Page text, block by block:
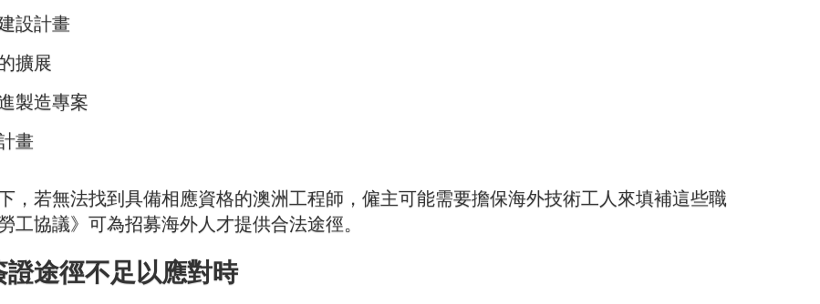
設計畫
擴展
製造專案
畫
，若無法找到具備相應資格的澳洲工程師，僱主可能需要擔保海外技術工人來填補這些職
工協議》可為招募海外人才提供合法途徑。
證途徑不足以應對時